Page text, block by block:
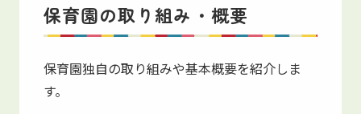
保育園の取り組み・概要
保育園独自の取り組みや基本概要を紹介しま
す。